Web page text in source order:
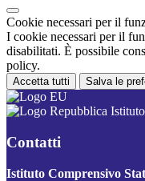
Cookie necessari per il
I cookie necessari per il
disabilitati. È possibile
policy.
Accetta tutti Salva le
Contatti
Istituto Comprensivo